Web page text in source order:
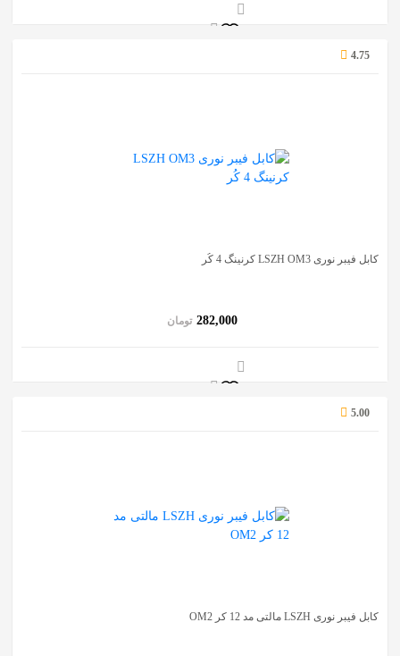
4.75
کابل فیبر نوری LSZH OM3 کرنینگ 4 کُر
تومان 282,000
5.00
کابل فیبر نوری LSZH مالتی مد 12 کر OM2